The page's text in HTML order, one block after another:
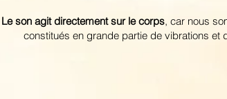
Le son agit directement sur le corps, car nous
constitués en grande partie de vibrations et